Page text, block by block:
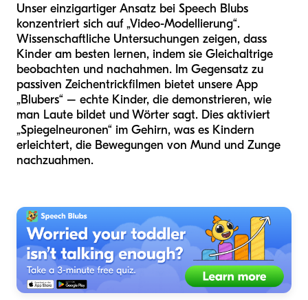
Unser einzigartiger Ansatz bei Speech Blubs
konzentriert sich auf „Video-Modellierung“.
Wissenschaftliche Untersuchungen zeigen, dass
Kinder am besten lernen, indem sie Gleichaltrige
beobachten und nachahmen. Im Gegensatz zu
passiven Zeichentrickfilmen bietet unsere App
„Blubers“ – echte Kinder, die demonstrieren, wie
man Laute bildet und Wörter sagt. Dies aktiviert
„Spiegelneuronen“ im Gehirn, was es Kindern
erleichtert, die Bewegungen von Mund und Zunge
nachzuahmen.